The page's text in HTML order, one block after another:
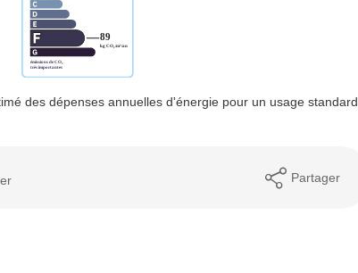
des dépenses annuelles d'énergie pour un usage standard
Partager